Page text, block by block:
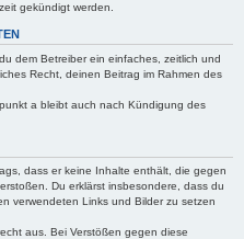
gekündigt werden.
dem Betreiber ein einfaches, zeitlich und
Recht, deinen Beitrag im Rahmen des
a bleibt auch nach Kündigung des
dass er keine Inhalte enthält, die gegen
Du erklärst insbesondere, dass du
verwendeten Links und Bilder zu setzen
aus. Bei Verstößen gegen diese